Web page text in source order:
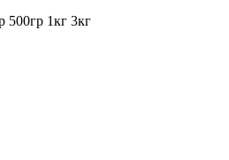
500гр 1кг 3кг